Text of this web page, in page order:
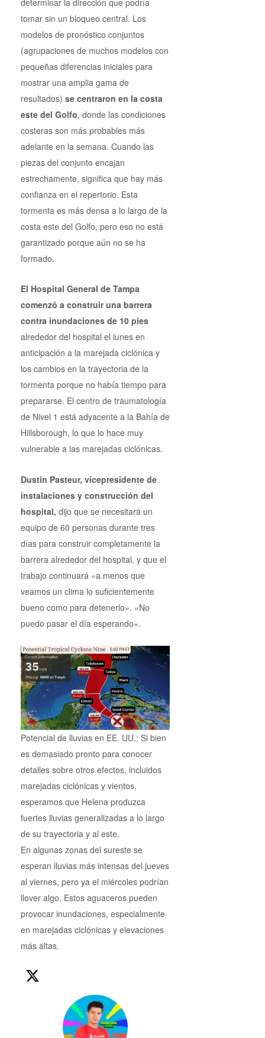
tomar sin un bloqueo central. Los
modelos de pronóstico conjuntos
(agrupaciones de muchos modelos con
pequeñas diferencias iniciales para
mostrar una amplia gama de
resultados) se centraron en la costa
este del Golfo, donde las condiciones
costeras son más probables más
adelante en la semana. Cuando las
piezas del conjunto encajan
estrechamente, significa que hay más
confianza en el repertorio. Esta
tormenta es más densa a lo largo de la
costa este del Golfo, pero eso no está
garantizado porque aún no se ha
formado.
El Hospital General de Tampa
comenzó a construir una barrera
contra inundaciones de 10 pies
alrededor del hospital el lunes en
anticipación a la marejada ciclónica y
los cambios en la trayectoria de la
tormenta porque no había tiempo para
prepararse. El centro de traumatología
de Nivel 1 está adyacente a la Bahía de
Hillsborough, lo que lo hace muy
vulnerable a las marejadas ciclónicas.
Dustin Pasteur, vicepresidente de
instalaciones y construcción del
hospital, dijo que se necesitará un
equipo de 60 personas durante tres
días para construir completamente la
barrera alrededor del hospital, y que el
trabajo continuará «a menos que
veamos un clima lo suficientemente
bueno como para detenerlo». «No
puedo pasar el día esperando».
Potencial de lluvias en EE. UU.: Si bien
es demasiado pronto para conocer
detalles sobre otros efectos, incluidos
marejadas ciclónicas y vientos,
esperamos que Helena produzca
fuertes lluvias generalizadas a lo largo
de su trayectoria y al este.
En algunas zonas del sureste se
esperan lluvias más intensas del jueves
al viernes, pero ya el miércoles podrían
llover algo. Estos aguaceros pueden
provocar inundaciones, especialmente
en marejadas ciclónicas y elevaciones
más altas.